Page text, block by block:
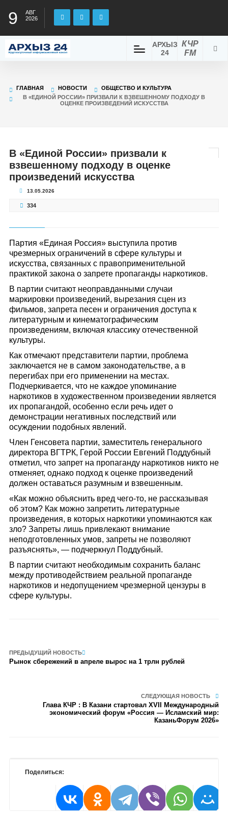
9
АВГ
2026
КЧР
FM
АРХЫЗ
24
ГЛАВНАЯ НОВОСТИ
ОБЩЕСТВО И КУЛЬТУРА
В «ЕДИНОЙ РОССИИ» ПРИЗВАЛИ К ВЗВЕШЕННОМУ ПОДХОДУ В
ОЦЕНКЕ ПРОИЗВЕДЕНИЙ ИСКУССТВА
В «Единой России» призвали к
взвешенному подходу в оценке
произведений искусства
13.05.2026
334
Партия «Единая Россия» выступила против
чрезмерных ограничений в сфере культуры и
искусства, связанных с правоприменительной
практикой закона о запрете пропаганды наркотиков.
В партии считают неоправданными случаи
маркировки произведений, вырезания сцен из
фильмов, запрета песен и ограничения доступа к
литературным и кинематографическим
произведениям, включая классику отечественной
культуры.
Как отмечают представители партии, проблема
заключается не в самом законодательстве, а в
перегибах при его применении на местах.
Подчеркивается, что не каждое упоминание
наркотиков в художественном произведении является
их пропагандой, особенно если речь идет о
демонстрации негативных последствий или
осуждении подобных явлений.
Член Генсовета партии, заместитель генерального
директора ВГТРК, Герой России Евгений Поддубный
отметил, что запрет на пропаганду наркотиков никто не
отменяет, однако подход к оценке произведений
должен оставаться разумным и взвешенным.
«Как можно объяснить вред чего-то, не рассказывая
об этом? Как можно запретить литературные
произведения, в которых наркотики упоминаются как
зло? Запреты лишь привлекают внимание
неподготовленных умов, запреты не позволяют
разъяснять», — подчеркнул Поддубный.
В партии считают необходимым сохранить баланс
между противодействием реальной пропаганде
наркотиков и недопущением чрезмерной цензуры в
сфере культуры.
ПРЕДЫДУЩИЙ НОВОСТЬ
Рынок сбережений в апреле вырос на 1 трлн рублей
СЛЕДУЮЩАЯ НОВОСТЬ
Глава КЧР : В Казани стартовал XVII Международный
экономический форум «Россия — Исламский мир:
КазаньФорум 2026»
Поделиться: